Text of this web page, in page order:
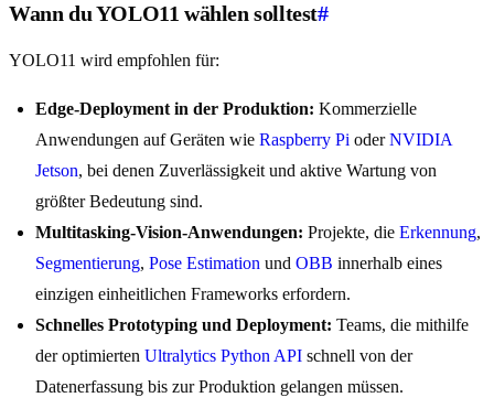
Wann du YOLO11 wählen solltest#
YOLO11 wird empfohlen für:
Edge-Deployment in der Produktion: Kommerzielle
Anwendungen auf Geräten wie Raspberry Pi oderNVIDIA
Jetson, bei denen Zuverlässigkeit und aktive Wartung von
größter Bedeutung sind.
Multitasking-Vision-Anwendungen: Projekte, die Erkennung,
Segmentierung, Pose Estimation und OBB innerhalb eines
einzigen einheitlichen Frameworks erfordern.
Schnelles Prototyping und Deployment: Teams, die mithilfe
der optimierten Ultralytics Python API schnell von der
Datenerfassung bis zur Produktion gelangen müssen.